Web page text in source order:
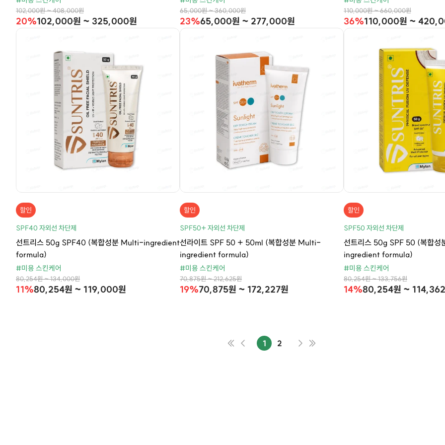
102,000원 ~ 408,000원
20%102,000원 ~ 325,000원
65,000원 ~ 360,000원
23%65,000원 ~ 277,000원
110,000원 ~ 660,000원
36%110,000원 ~
할인
SPF40 자외선 차단제
선트리스 50g SPF40 (복합성분 Multi-ingredient
formula)
#미용 스킨케어
80,254원 ~ 134,000원
11%80,254원 ~ 119,000원
할인
SPF50+ 자외선 차단제
선라이트 SPF 50 + 50ml (복합성분 Multi-
ingredient formula)
#미용 스킨케어
70,875원 ~ 212,625원
19%70,875원 ~ 172,227원
할인
SPF50 자외선 차단제
선트리스 50g SPF 50 (복합
ingredient formula)
#미용 스킨케어
80,254원 ~ 133,756원
14%80,254원 ~
1 2